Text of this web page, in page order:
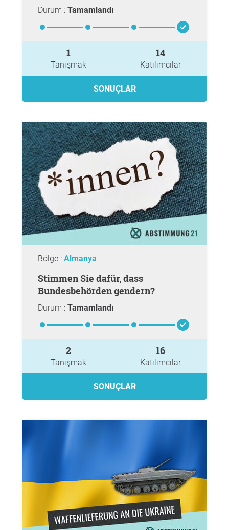
Durum : Tamamlandı
1
Tanışmak
14
Katılımcılar
SONUÇLAR
Bölge : Almanya
Stimmen Sie dafür, dass
Bundesbehörden gendern?
Durum : Tamamlandı
2
Tanışmak
16
Katılımcılar
SONUÇLAR